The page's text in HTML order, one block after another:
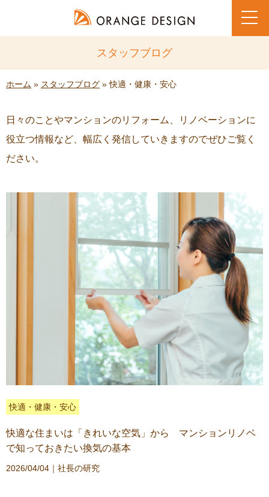
スタッフブログ
ホーム » スタッフブログ » 快適・健康・安心
日々のことやマンションのリフォーム、リノベーションに
役立つ情報など、幅広く発信していきますのでぜひご覧く
ださい。
快適・健康・安心
快適な住まいは「きれいな空気」から マンションリノベ
で知っておきたい換気の基本
2026/04/04｜ 社長の研究